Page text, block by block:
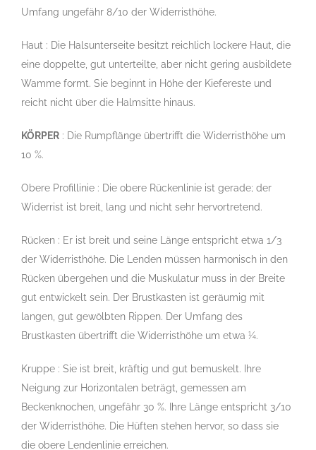
Umfang ungefähr 8/10 der Widerristhöhe.
Haut : Die Halsunterseite besitzt reichlich lockere Haut, die
eine doppelte, gut unterteilte, aber nicht gering ausbildete
Wamme formt. Sie beginnt in Höhe der Kiefereste und
reicht nicht über die Halmsitte hinaus.
KÖRPER : Die Rumpflänge übertrifft die Widerristhöhe um
10 %.
Obere Profillinie : Die obere Rückenlinie ist gerade; der
Widerrist ist breit, lang und nicht sehr hervortretend.
Rücken : Er ist breit und seine Länge entspricht etwa 1/3
der Widerristhöhe. Die Lenden müssen harmonisch in den
Rücken übergehen und die Muskulatur muss in der Breite
gut entwickelt sein. Der Brustkasten ist geräumig mit
langen, gut gewölbten Rippen. Der Umfang des
Brustkasten übertrifft die Widerristhöhe um etwa ¼.
Kruppe : Sie ist breit, kräftig und gut bemuskelt. Ihre
Neigung zur Horizontalen beträgt, gemessen am
Beckenknochen, ungefähr 30 %. Ihre Länge entspricht 3/10
der Widerristhöhe. Die Hüften stehen hervor, so dass sie
die obere Lendenlinie erreichen.